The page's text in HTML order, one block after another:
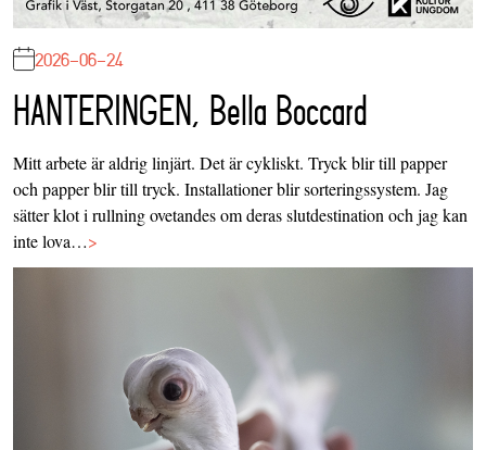
2026-06-24
HANTERINGEN, Bella Boccard
Mitt arbete är aldrig linjärt. Det är cykliskt. Tryck blir till papper
och papper blir till tryck. Installationer blir sorteringssystem. Jag
sätter klot i rullning ovetandes om deras slutdestination och jag kan
inte lova…>